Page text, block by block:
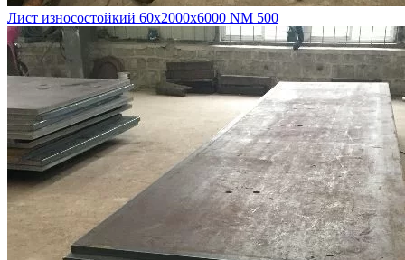
Лист износостойкий 60х2000х6000 NM 500